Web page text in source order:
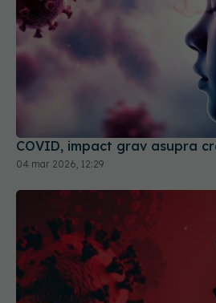
COVID, impact grav asupra
04 mar 2026, 12:29